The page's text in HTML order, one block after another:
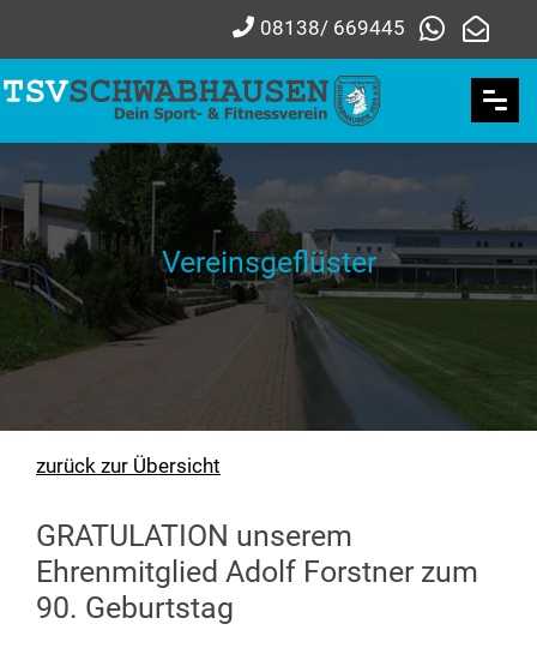
08138/ 669445
Vereinsgeflüster
zurück zur Übersicht
GRATULATION unserem
Ehrenmitglied Adolf Forstner zum
90. Geburtstag